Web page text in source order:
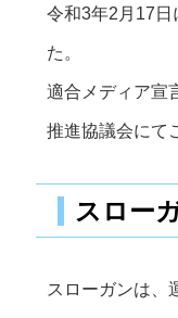
令和3年2月17日
た。
適合メディア宣
推進協議会にて
スロー
スローガンは、